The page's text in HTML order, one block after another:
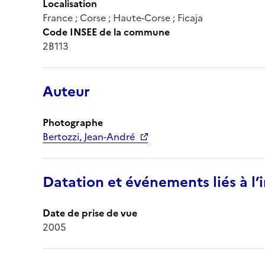
Localisation
France ; Corse ; Haute-Corse ; Ficaja
Code INSEE de la commune
2B113
Auteur
Photographe
Bertozzi, Jean-André
Datation et événements liés à
Date de prise de vue
2005